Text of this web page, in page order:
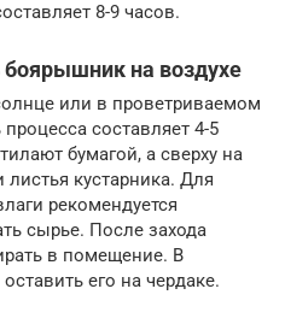
8-9 часов.
на воздухе
или в проветриваемом
составляет 4-5
бумагой, а сверху на
кустарника. Для
рекомендуется
сырье. После захода
в помещение. В
его на чердаке.